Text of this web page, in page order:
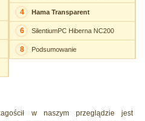
4 Hama Transparent
6 SilentiumPC Hiberna NC200
8 Podsumowanie
w naszym przeglądzie jest